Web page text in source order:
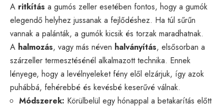
A ritkítás a gumós zeller esetében fontos, hogy a gumók
elegendő helyhez jussanak a fejlődéshez. Ha túl sűrűn
vannak a palánták, a gumók kicsik és torzak maradhatnak.
A halmozás, vagy más néven halványítás, elsősorban a
szárzeller termesztésénél alkalmazott technika. Ennek
lényege, hogy a levélnyeleket fény elől elzárjuk, így azok
puhábbá, fehérebbé és kevésbé keserűvé válnak.
Módszerek: Körülbelül egy hónappal a betakarítás előtt